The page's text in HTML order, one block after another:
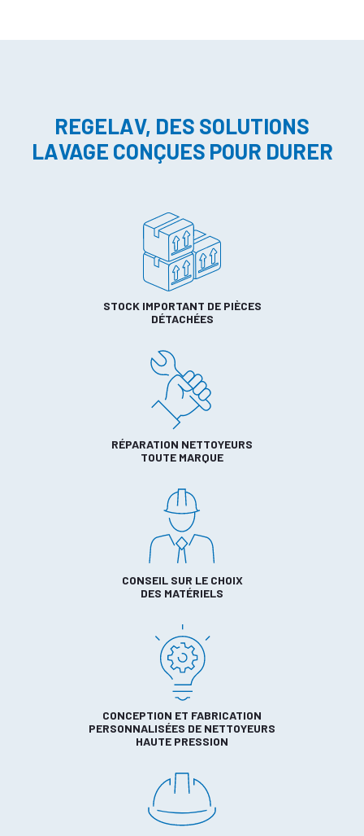
REGELAV, DES SOLUTIONS
LAVAGE CONÇUES POUR DURER
STOCK IMPORTANT DE PIÈCES
DÉTACHÉES
RÉPARATION NETTOYEURS
TOUTE MARQUE
CONSEIL SUR LE CHOIX
DES MATÉRIELS
CONCEPTION ET FABRICATION
PERSONNALISÉES DE NETTOYEURS
HAUTE PRESSION